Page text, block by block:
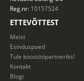
Reg.nr: 10157524
ETTEVÕTTEST
Meist
Esinduspoed
Tule koostööpartneriks!
Kontakt
Blogi